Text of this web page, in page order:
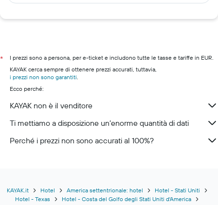
*
I prezzi sono a persona, per e-ticket e includono tutte le tasse e tariffe in EUR.
KAYAK cerca sempre di ottenere prezzi accurati, tuttavia,
i prezzi non sono garantiti.
Ecco perché:
KAYAK non è il venditore
Ti mettiamo a disposizione un’enorme quantità di dati
Perché i prezzi non sono accurati al 100%?
KAYAK.it Hotel America settentrionale: hotel
Hotel - Stati Uniti
Hotel - Texas
Hotel - Costa del Golfo degli Stati Uniti d'America